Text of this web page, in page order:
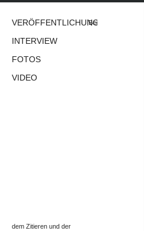
VERÖFFENTLICHUNGEN
INTERVIEW
FOTOS
VIDEO
Bei
dem Zitieren und der